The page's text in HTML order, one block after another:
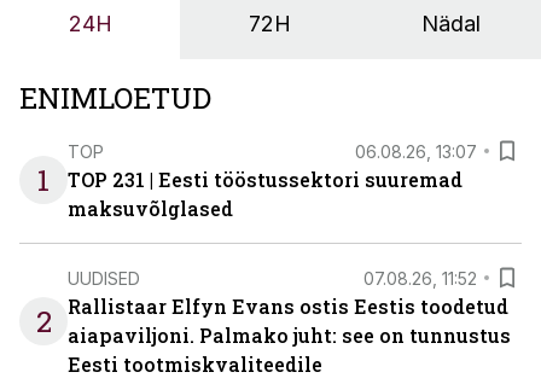
24H 72H Nädal
ENIMLOETUD
1
TOP 06.08.26, 13:07
TOP 231 | Eesti tööstussektori suuremad
maksuvõlglased
2
UUDISED 07.08.26, 11:52
Rallistaar Elfyn Evans ostis Eestis toodetud
aiapaviljoni. Palmako juht: see on tunnustus
Eesti tootmiskvaliteedile